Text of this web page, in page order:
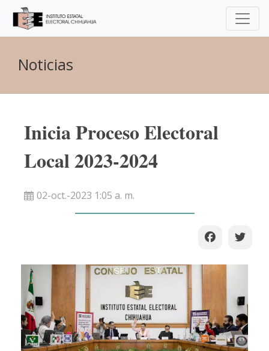
Noticias
Inicia Proceso Electoral
Local 2023-2024
02-oct.-2023 1:05 a. m.